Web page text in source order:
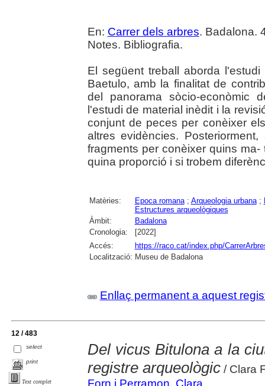
En: Carrer dels arbres. Badalona.
Notes. Bibliografia.
El següent treball aborda
Baetulo, amb la finalitat de
del panorama sòcio-econòmic
l'estudi de material inèdit i la
conjunt de peces per conèixer
altres evidències.
fragments per conèixer quins
quina proporció i si trobem
Matèries: Epoca romana; Arqueologia urbana;
Estructures arqueològiques
Àmbit:
Badalona
Cronologia:
[2022]
Accés:
https://raco.cat/index.php/
Localització: Museu de Badalona
Enllaç permanent a aquest
12 / 483
select
print
Text complet
Del vicus Bitulona a la
registre arqueològic/ Clara
Forn i Perramon, Clara